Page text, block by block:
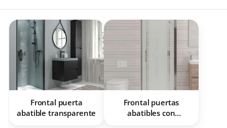
Frontal puerta
abatible transparente
Frontal puertas
abatibles con